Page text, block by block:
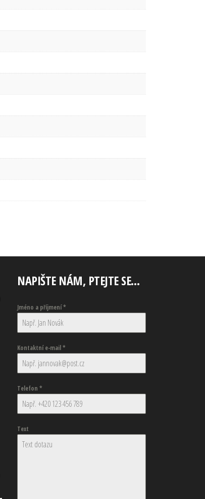
NAPIŠTE NÁM, PTEJTE SE…
Jméno a příjmení*
Kontaktní e-mail*
Telefon *
Text